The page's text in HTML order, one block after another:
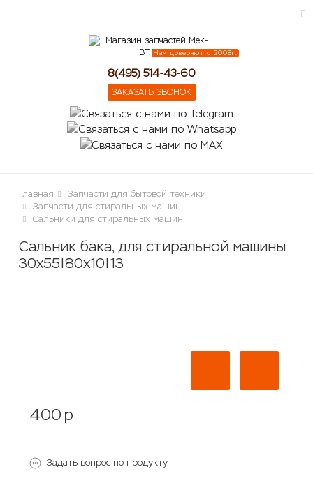
Нам доверяют с 2008г.
8(495) 514-43-60
ЗАКАЗАТЬ ЗВОНОК
Главная
Запчасти для бытовой техники
Запчасти для стиральных машин
Сальники для стиральных машин
Сальник бака, для стиральной машины
30х55|80х10|13
400 p
Задать вопрос по продукту